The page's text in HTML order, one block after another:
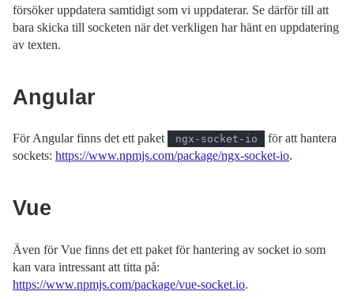
försöker uppdatera samtidigt som vi uppdaterar. Se därför till att
bara skicka till socketen när det verkligen har hänt en uppdatering
av texten.
Angular
För Angular finns det ett paket ngx-socket-io
för att hantera
sockets: https://www.npmjs.com/package/ngx-socket-io.
Vue
Även för Vue finns det ett paket för hantering av socket io som
kan vara intressant att titta på:
https://www.npmjs.com/package/vue-socket.io.